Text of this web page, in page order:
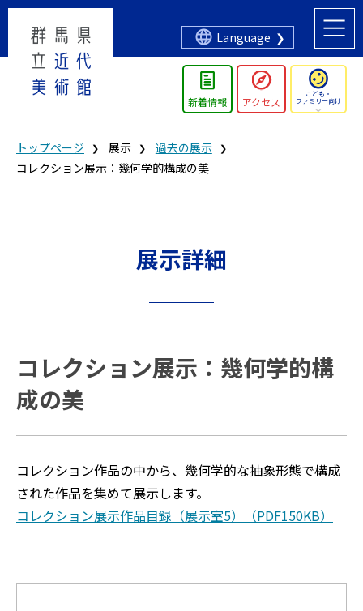
Language
新着情報 アクセス
こども・
ファミリー向け
トップページ 展示
過去の展示
コレクション展示：幾何学的構成の美
展示詳細
コレクション展示：幾何学的構
成の美
コレクション作品の中から、幾何学的な抽象形態で構成
された作品を集めて展示します。
コレクション展示作品目録（展示室5）（PDF150KB）